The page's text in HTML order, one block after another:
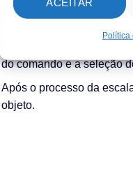
Política
É possível criar uma
para o fazer basta
Pode ser introduzido
do comando e a seleção
Após o processo da
objeto.